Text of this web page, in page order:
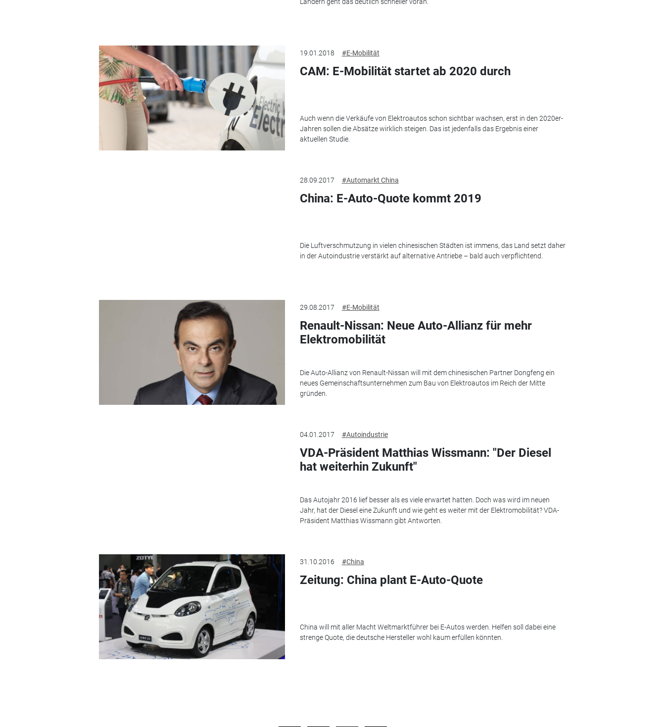
19.01.2018 #E-Mobilität
CAM: E-Mobilität startet ab 2020 durch
Auch wenn die Verkäufe von Elektroautos schon sichtbar wachsen, erst in den 2020er-
Jahren sollen die Absätze wirklich steigen. Das ist jedenfalls das Ergebnis einer
aktuellen Studie.
28.09.2017 #Automarkt China
China: E-Auto-Quote kommt 2019
Die Luftverschmutzung in vielen chinesischen Städten ist immens, das Land setzt daher
in der Autoindustrie verstärkt auf alternative Antriebe – bald auch verpflichtend.
29.08.2017 #E-Mobilität
Renault-Nissan: Neue Auto-Allianz für mehr
Elektromobilität
Die Auto-Allianz von Renault-Nissan will mit dem chinesischen Partner Dongfeng ein
neues Gemeinschaftsunternehmen zum Bau von Elektroautos im Reich der Mitte
gründen.
04.01.2017 #Autoindustrie
VDA-Präsident Matthias Wissmann: "Der Diesel
hat weiterhin Zukunft"
Das Autojahr 2016 lief besser als es viele erwartet hatten. Doch was wird im neuen
Jahr, hat der Diesel eine Zukunft und wie geht es weiter mit der Elektromobilität? VDA-
Präsident Matthias Wissmann gibt Antworten.
31.10.2016 #China
Zeitung: China plant E-Auto-Quote
China will mit aller Macht Weltmarktführer bei E-Autos werden. Helfen soll dabei eine
strenge Quote, die deutsche Hersteller wohl kaum erfüllen könnten.